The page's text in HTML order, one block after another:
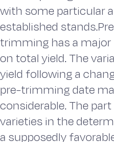
with some particular
established
trimming has a
on total yield. The
yield following a
pre-trimming date
considerable. The
varieties in the
a supposedly